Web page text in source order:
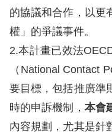
的協議和合作，以更
權」的爭議事件。
2.本計畫已效法
（National Contact
要目標，包括推廣準
時的申訴機制， 本會
內容規劃，尤其是針